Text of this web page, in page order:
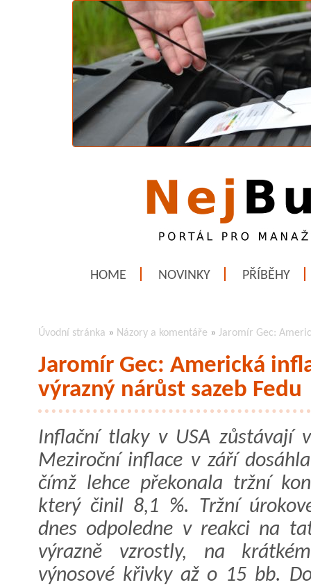
HOME NOVINKY PŘÍBĚHY
Úvodní stránka » Názory a komentáře » Jaromír Gec:
Jaromír Gec: Americká
výrazný nárůst sazeb Fedu
Inflační tlaky v USA zůstávají
Meziroční inflace v září
čímž lehce překonala tržní
který činil 8,1 %. Tržní
dnes odpoledne v reakci na
výrazně vzrostly, na
výnosové křivky až o 15 bb.